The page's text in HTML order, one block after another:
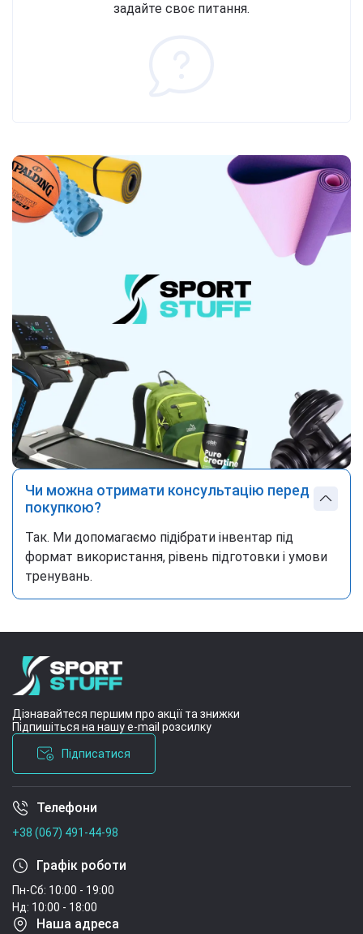
задайте своє питання.
Чи можна отримати консультацію перед
покупкою?
Так. Ми допомагаємо підібрати інвентар під
формат використання, рівень підготовки і умови
тренувань.
Дізнавайтеся першим про акції та знижки
Підпишіться на нашу e-mail розсилку
Підписатися
Умови угоди
Телефони
+38 (067) 491-44-98
Графік роботи
Пн-Сб: 10:00 - 19:00
Нд: 10:00 - 18:00
Наша адреса